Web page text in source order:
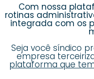
Com nossa
rotinas
integrada com os
Seja você síndico
empresa
plataforma que